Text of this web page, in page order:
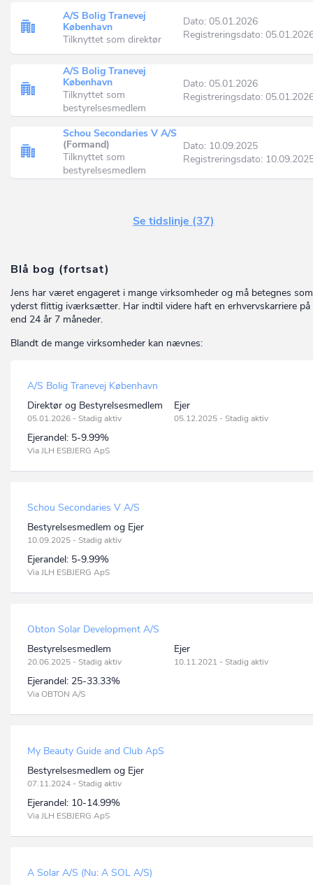
A/S Bolig Tranevej
København
Tilknyttet som direktør
Dato: 05.01.2026
Registreringsdato:
A/S Bolig Tranevej
København
Tilknyttet som
bestyrelsesmedlem
Dato: 05.01.2026
Registreringsdato:
Schou Secondaries V A/S
(Formand)
Tilknyttet som
bestyrelsesmedlem
Dato: 10.09.2025
Registreringsdato:
Se tidslinje (37)
Blå bog (fortsat)
Jens har været engageret i mange virksomheder og må betegnes
yderst flittig iværksætter. Har indtil videre haft en erhvervskarriere på
end 24 år 7 måneder.
Blandt de mange virksomheder kan nævnes:
A/S Bolig Tranevej København
Direktør og Bestyrelsesmedlem
05.01.2026 - Stadig aktiv
Ejer
05.12.2025 - Stadig aktiv
Ejerandel: 5-9.99%
Via JLH ESBJERG ApS
Schou Secondaries V A/S
Bestyrelsesmedlem og Ejer
10.09.2025 - Stadig aktiv
Ejerandel: 5-9.99%
Via JLH ESBJERG ApS
Obton Solar Development A/S
Bestyrelsesmedlem
20.06.2025 - Stadig aktiv
Ejer
10.11.2021 - Stadig aktiv
Ejerandel: 25-33.33%
Via OBTON A/S
My Beauty Guide and Club ApS
Bestyrelsesmedlem og Ejer
07.11.2024 - Stadig aktiv
Ejerandel: 10-14.99%
Via JLH ESBJERG ApS
A Solar A/S (Nu: A SOL A/S)